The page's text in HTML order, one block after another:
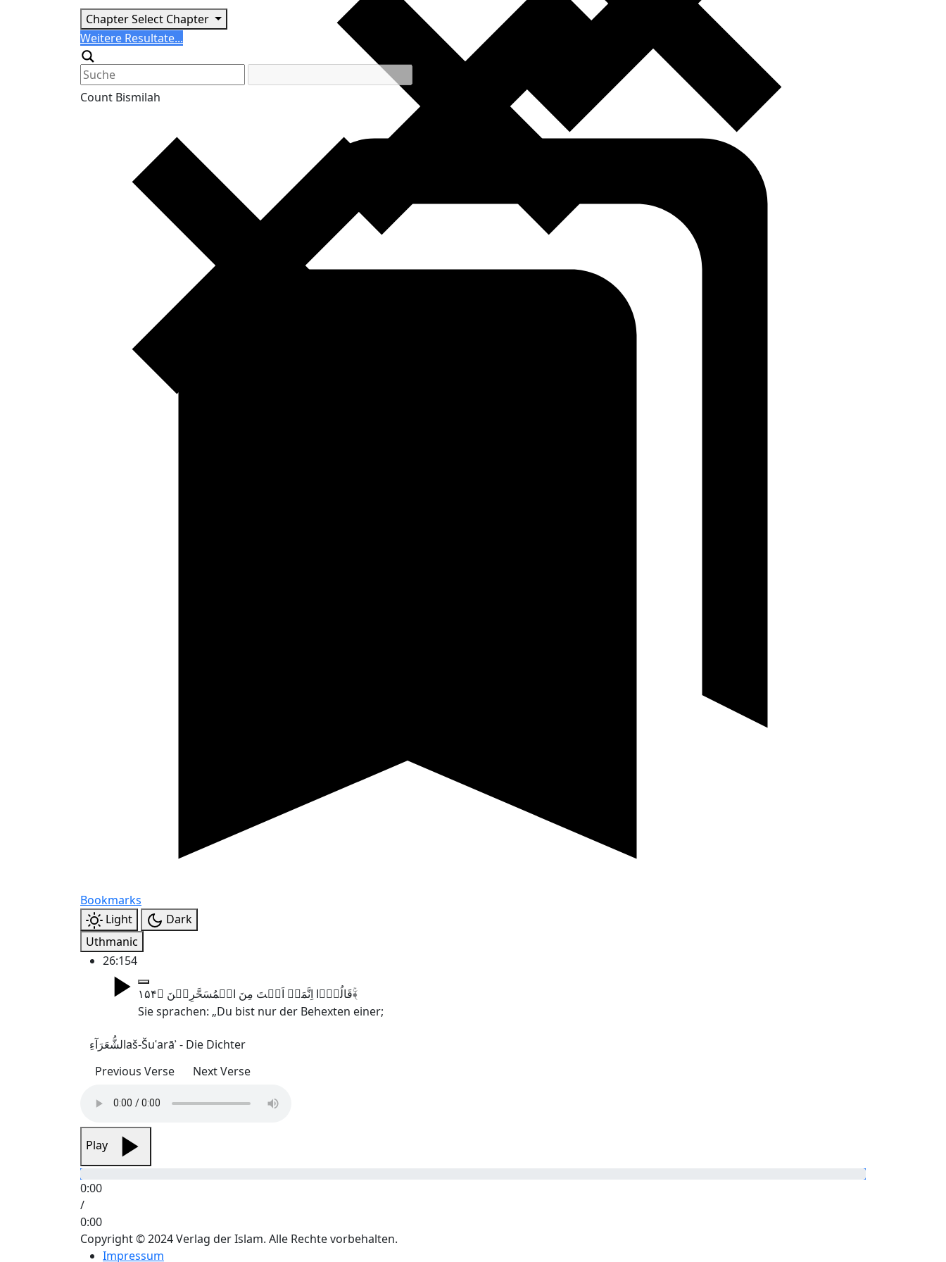
ChapterSelect Chapter
Search
Weitere Resultate...
Generic filters
Count Bismilah
Bookmarks
Light
Dark
Uthmanic
26:154
قَالُوۡۤا اِنَّمَاۤ اَنۡتَ مِنَ الۡمُسَحَّرِیۡنَ ﴿۱۵۴﴾ۚ
Sie sprachen: „Du bist nur der Behexten einer;
الشُّعَرَآءِaš-Šuʿarāʾ - Die Dichter
Previous Verse
Next Verse
Play
0:00
/
0:00
Copyright © 2024 Verlag der Islam. Alle Rechte vorbehalten.
Impressum